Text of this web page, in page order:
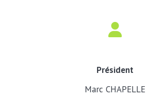
Président
Marc CHAPELLE